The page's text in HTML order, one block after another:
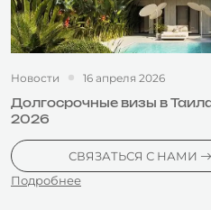
Новости 16 апреля 2026
Долгосрочные визы в
2026
СВЯЗАТЬСЯ С НАМИ
Подробнее